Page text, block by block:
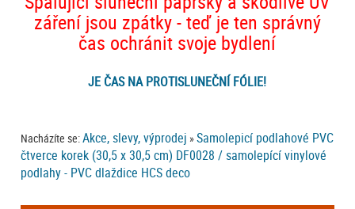
záření jsou zpátky - teď je ten správný
čas ochránit svoje bydlení
JE ČAS NA PROTISLUNEČNÍ FÓLIE!
Nacházíte se:Akce, slevy, výprodej »Samolepicí podlahové PVC
čtverce korek (30,5 x 30,5 cm) DF0028 / samolepící vinylové
podlahy - PVC dlaždice HCS deco